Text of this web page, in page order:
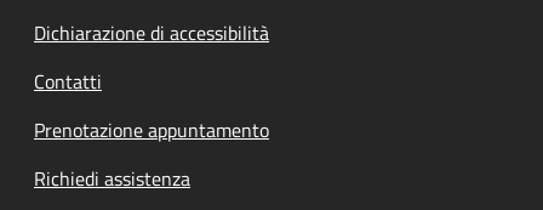
Dichiarazione di accessibilità
Contatti
Prenotazione appuntamento
Richiedi assistenza